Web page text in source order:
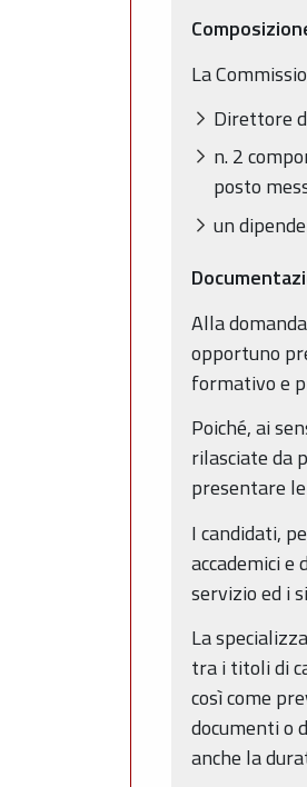
La
Direttore
n. 2
posto
un
Alla
opportuno
formativo e
Poiché, ai
rilasciate da
presentare
I candidati,
accademici
servizio ed i
La
tra i titoli di
così come
documenti o
anche la